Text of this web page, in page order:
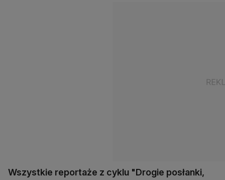
Wszystkie reportaże z cyklu "Drogie posłanki,